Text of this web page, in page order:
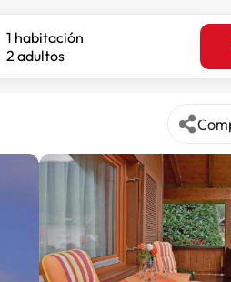
1 habitación
2 adultos